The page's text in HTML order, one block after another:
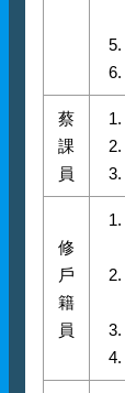
蔡
課
員
修
戶
籍
員